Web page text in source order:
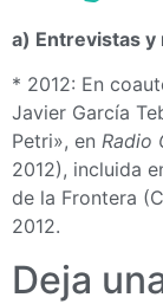
a) Entrevistas
* 2012: En
Javier García
Petri», en Radio
2012), incluida
de la Frontera
2012.
Deja